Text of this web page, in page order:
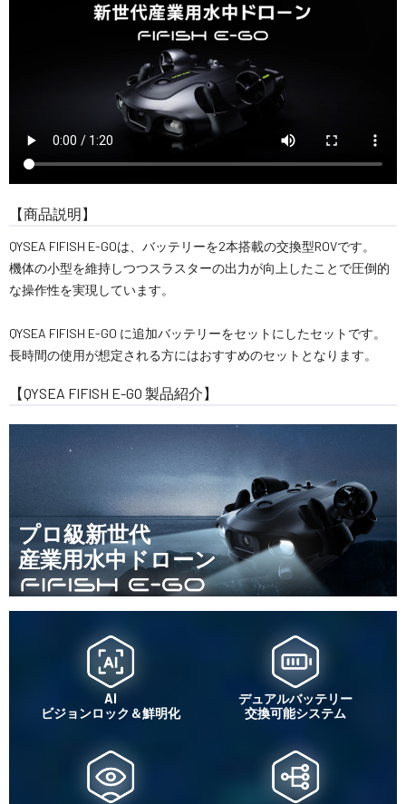
【商品説明】
QYSEA FIFISH E-GOは、バッテリーを2本搭載の交換型ROVです。
機体の小型を維持しつつスラスターの出力が向上したことで圧倒的
な操作性を実現しています。
QYSEA FIFISH E-GO に追加バッテリーをセットにしたセットです。
長時間の使用が想定される方にはおすすめのセットとなります。
【QYSEA FIFISH E-GO 製品紹介】
プロ級新世代
産業用水中ドローン
AI
ビジョンロック＆鮮明化
デュアルバッテリー
交換可能システム